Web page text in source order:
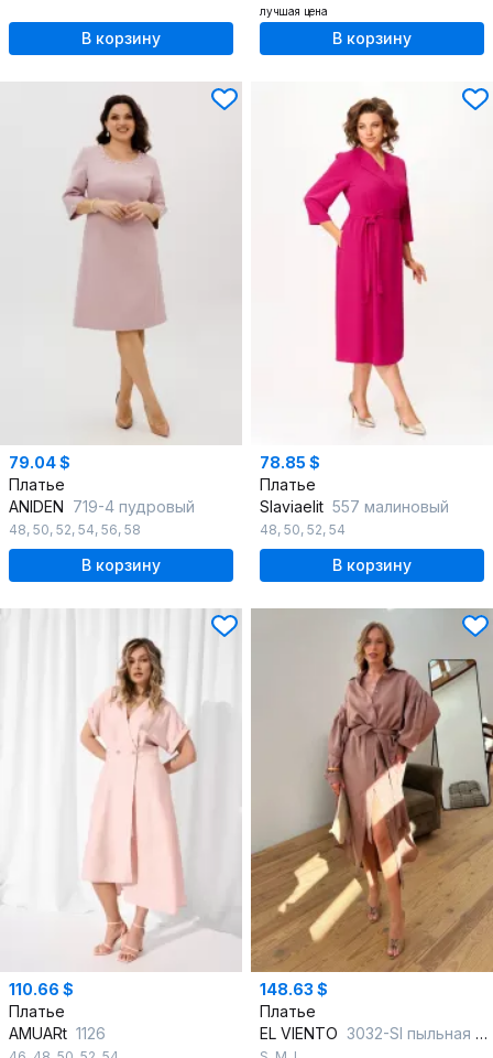
В корзину
лучшая цена
В корзину
79.04 $
Платье
ANIDEN 719-4 пудровый
48, 50, 52, 54, 56, 58
В корзину
78.85 $
Платье
Slaviaelit 557 малиновый
48, 50, 52, 54
В корзину
110.66 $
Платье
AMUARt 1126
148.63 $
Платье
EL VIENTO 3032-SI пыльная роза